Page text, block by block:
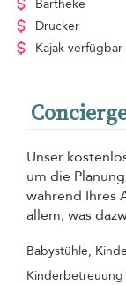
Bartheke
Drucker
Kajak verfügbar
Unser
um die
während Ihres
allem, was
Babystühle,
Kinderbetreuung